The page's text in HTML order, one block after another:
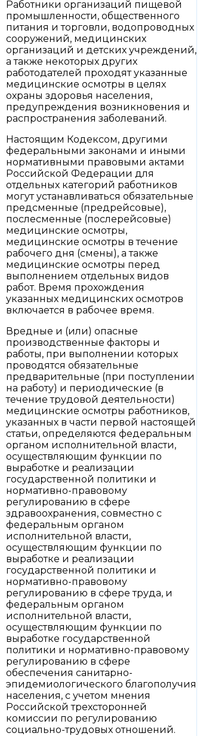
Работники организаций пищевой
промышленности, общественного
питания и торговли, водопроводных
сооружений, медицинских
организаций и детских учреждений,
а также некоторых других
работодателей проходят указанные
медицинские осмотры в целях
охраны здоровья населения,
предупреждения возникновения и
распространения заболеваний.
Настоящим Кодексом, другими
федеральными законами и иными
нормативными правовыми актами
Российской Федерации для
отдельных категорий работников
могут устанавливаться обязательные
предсменные (предрейсовые),
послесменные (послерейсовые)
медицинские осмотры,
медицинские осмотры в течение
рабочего дня (смены), а также
медицинские осмотры перед
выполнением отдельных видов
работ. Время прохождения
указанных медицинских осмотров
включается в рабочее время.
Вредные и (или) опасные
производственные факторы и
работы, при выполнении которых
проводятся обязательные
предварительные (при поступлении
на работу) и периодические (в
течение трудовой деятельности)
медицинские осмотры работников,
указанных в части первой настоящей
статьи, определяются федеральным
органом исполнительной власти,
осуществляющим функции по
выработке и реализации
государственной политики и
нормативно-правовому
регулированию в сфере
здравоохранения, совместно с
федеральным органом
исполнительной власти,
осуществляющим функции по
выработке и реализации
государственной политики и
нормативно-правовому
регулированию в сфере труда, и
федеральным органом
исполнительной власти,
осуществляющим функции по
выработке государственной
политики и нормативно-правовому
регулированию в сфере
обеспечения санитарно-
эпидемиологического благополучия
населения, с учетом мнения
Российской трехсторонней
комиссии по регулированию
социально-трудовых отношений.